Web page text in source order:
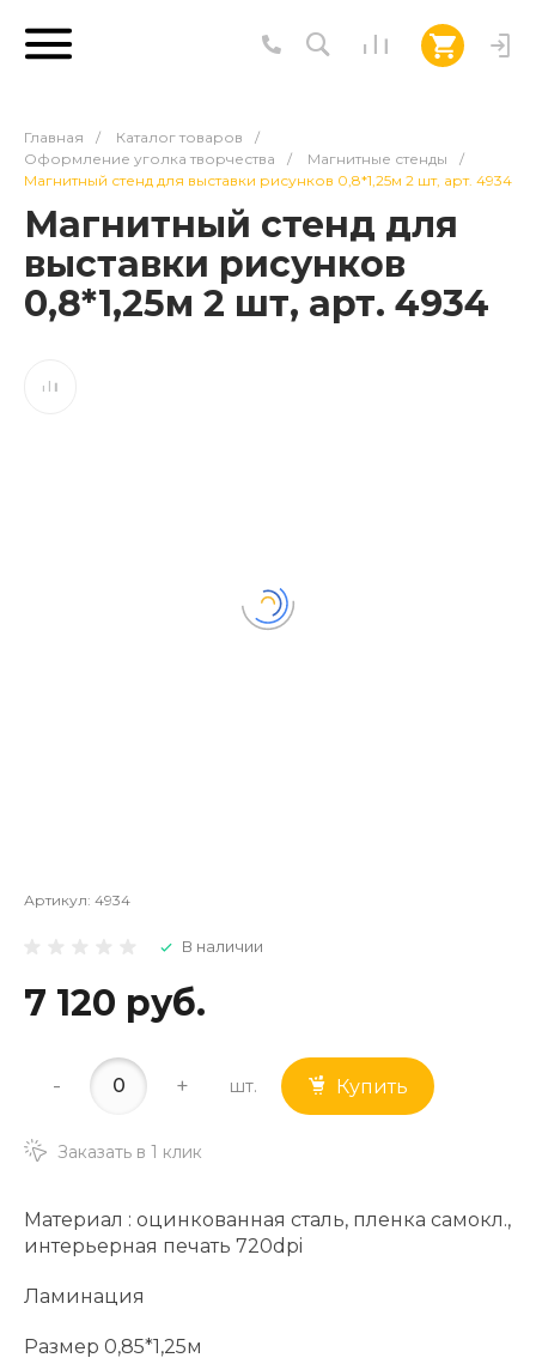
Главная / Каталог товаров
/
Оформление уголка творчества
/ Магнитные стенды
/
Магнитный стенд для выставки рисунков 0,8*1,25м 2 шт, арт. 4934
Магнитный стенд для
выставки рисунков
0,8*1,25м 2 шт, арт. 4934
Артикул: 4934
В наличии
7 120 руб.
- + шт. Купить
Заказать в 1 клик
Материал : оцинкованная сталь, пленка самокл.,
интерьерная печать 720dpi
Ламинация
Размер 0,85*1,25м